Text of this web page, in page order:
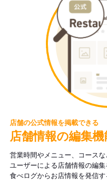
店舗の公式情報を掲載できる
店舗情報の編集機
営業時間やメニュー、コースな
ユーザーによる店舗情報の編
食べログからお店情報を発信す